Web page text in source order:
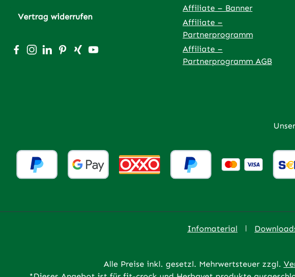
Vertrag widerrufen
Besuche uns auf Facebook – öffnet in neuem Tab (externer Link)
Schau auf Instagram vorbei – öffnet in neuem Tab (externer Link)
Vernetze dich mit uns auf LinkedIn – öffnet in neuem Tab
Lass dich auf Pinterest inspirieren – öffnet in neuem Tab
Vernetze dich mit uns auf Xing – öffnet in neuem Tab
Sieh dir unsere Videos auf YouTube an – öffnet in
Affiliate – Banner
Affiliate –
Partnerprogramm
Affiliate –
Partnerprogramm AGB
Infomaterial
Alle Preise inkl. gesetzl. Mehrwertsteuer zzgl.